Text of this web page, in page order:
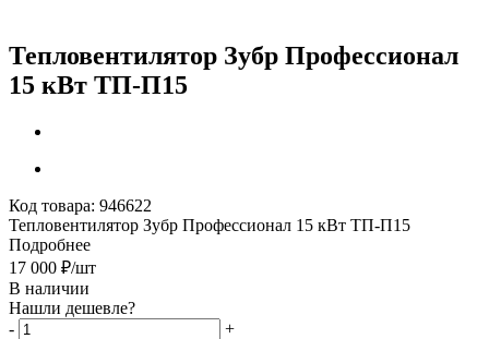
Тепловентилятор Зубр Профессионал
15 кВт ТП-П15
Код товара: 946622
Тепловентилятор Зубр Профессионал 15 кВт ТП-П15
Подробнее
17 000 ₽/шт
В наличии
Нашли дешевле?
-
+